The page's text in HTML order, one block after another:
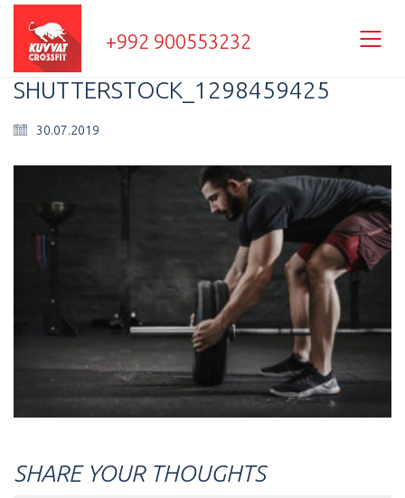
+992 900553232
SHUTTERSTOCK_1298459425
30.07.2019
SHARE YOUR THOUGHTS